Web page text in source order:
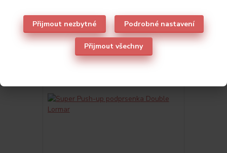
Také doporučujeme 2
Přijmout nezbytné Podrobné nastavení
Přijmout všechny